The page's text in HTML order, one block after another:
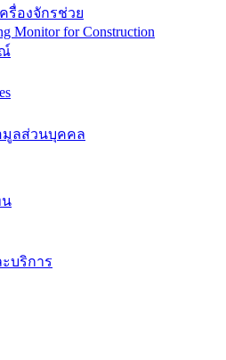
รื่องจักรช่วย
Monitor for Construction
มูลส่วนบุคคล
น
บริการ